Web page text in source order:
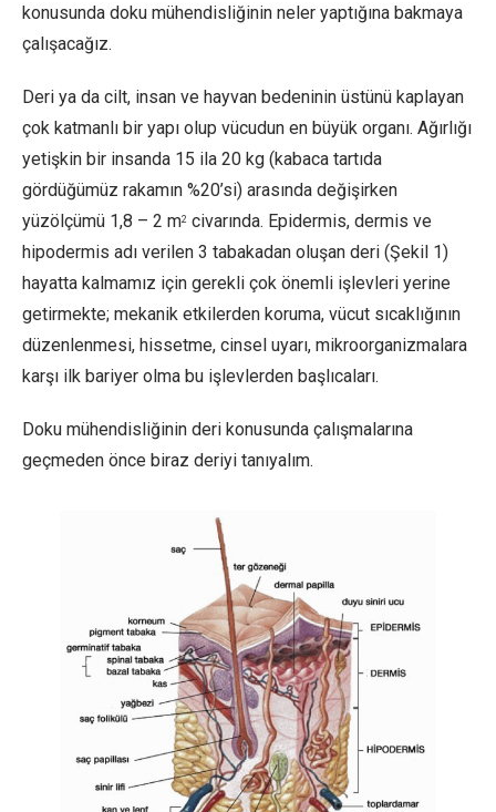
konusunda doku mühendisliğinin neler yaptığına bakmaya
çalışacağız.
Deri ya da cilt, insan ve hayvan bedeninin üstünü kaplayan
çok katmanlı bir yapı olup vücudun en büyük organı. Ağırlığı
yetişkin bir insanda 15 ila 20 kg (kabaca tartıda
gördüğümüz rakamın %20’si) arasında değişirken
yüzölçümü 1,8 – 2 m2 civarında. Epidermis, dermis ve
hipodermis adı verilen 3 tabakadan oluşan deri (Şekil 1)
hayatta kalmamız için gerekli çok önemli işlevleri yerine
getirmekte; mekanik etkilerden koruma, vücut sıcaklığının
düzenlenmesi, hissetme, cinsel uyarı, mikroorganizmalara
karşı ilk bariyer olma bu işlevlerden başlıcaları.
Doku mühendisliğinin deri konusunda çalışmalarına
geçmeden önce biraz deriyi tanıyalım.